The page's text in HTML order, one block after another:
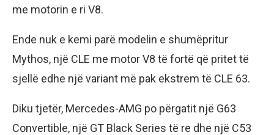
me motorin e ri V8.
Ende nuk e kemi parë modelin e shumëpritur
Mythos, një CLE me motor V8 të fortë që pritet të
sjellë edhe një variant më pak ekstrem të CLE 63.
Diku tjetër, Mercedes-AMG po përgatit një G63
Convertible, një GT Black Series të re dhe një C53